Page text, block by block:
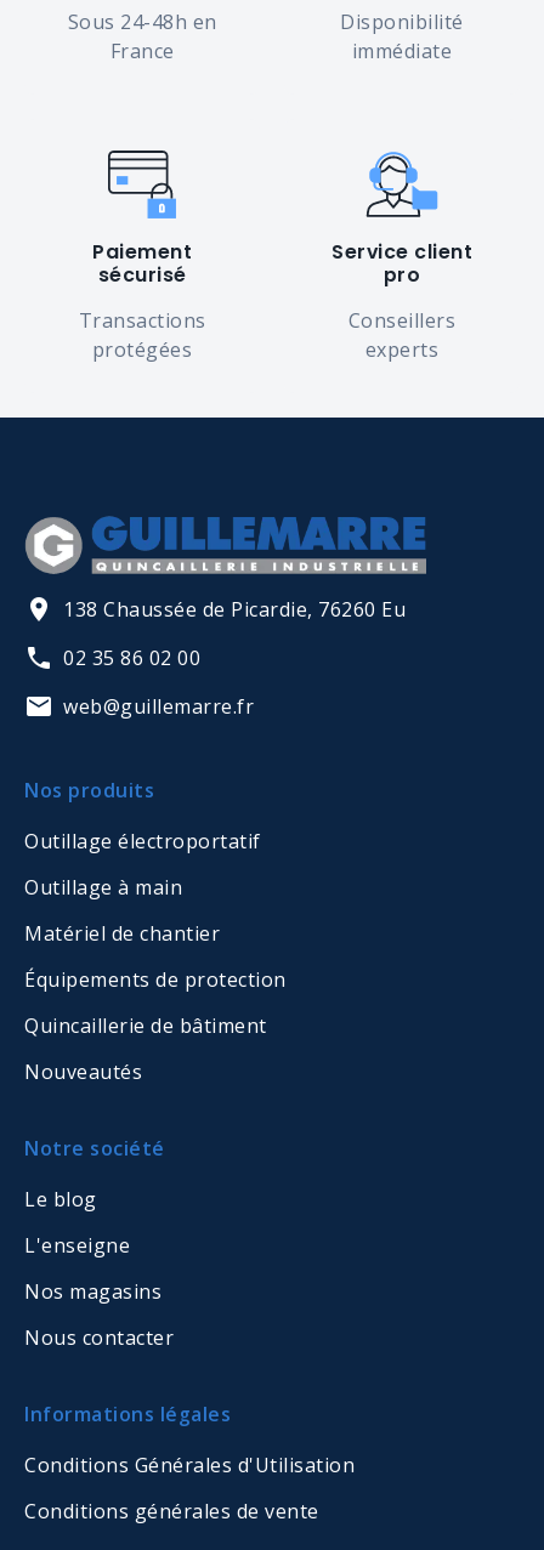
Sous 24-48h en
France
Disponibilité
immédiate
Paiement
sécurisé
Transactions
protégées
Service client
pro
Conseillers
experts
138 Chaussée de Picardie, 76260 Eu
02 35 86 02 00
web@guillemarre.fr
Nos produits
Outillage électroportatif
Outillage à main
Matériel de chantier
Équipements de protection
Quincaillerie de bâtiment
Nouveautés
Notre société
Le blog
L'enseigne
Nos magasins
Nous contacter
Informations légales
Conditions Générales d'Utilisation
Conditions générales de vente